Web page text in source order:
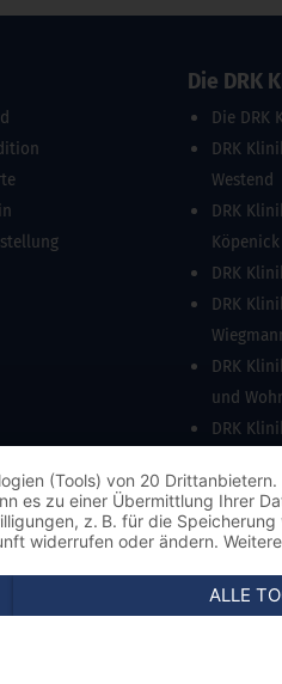
Die DRK
Die DRK
DRK
Westend
DRK
Köpenick
DRK
DRK
DRK
und
DRK
(Tools) von 20
es zu einer Übermittlung Ihrer
z. B. für die
widerrufen oder ändern.
ALLE